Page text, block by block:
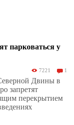
парковаться у
7221 1
Двины в
запретят
перекрытием